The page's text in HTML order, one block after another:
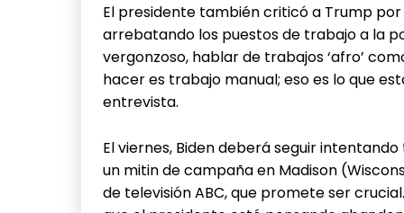
El presidente también criticó a Trump
arrebatando los puestos de trabajo a la
vergonzoso, hablar de trabajos ‘afro’
hacer es trabajo manual; eso es lo que
entrevista.
El viernes, Biden deberá seguir
un mitin de campaña en Madison
de televisión ABC, que promete ser